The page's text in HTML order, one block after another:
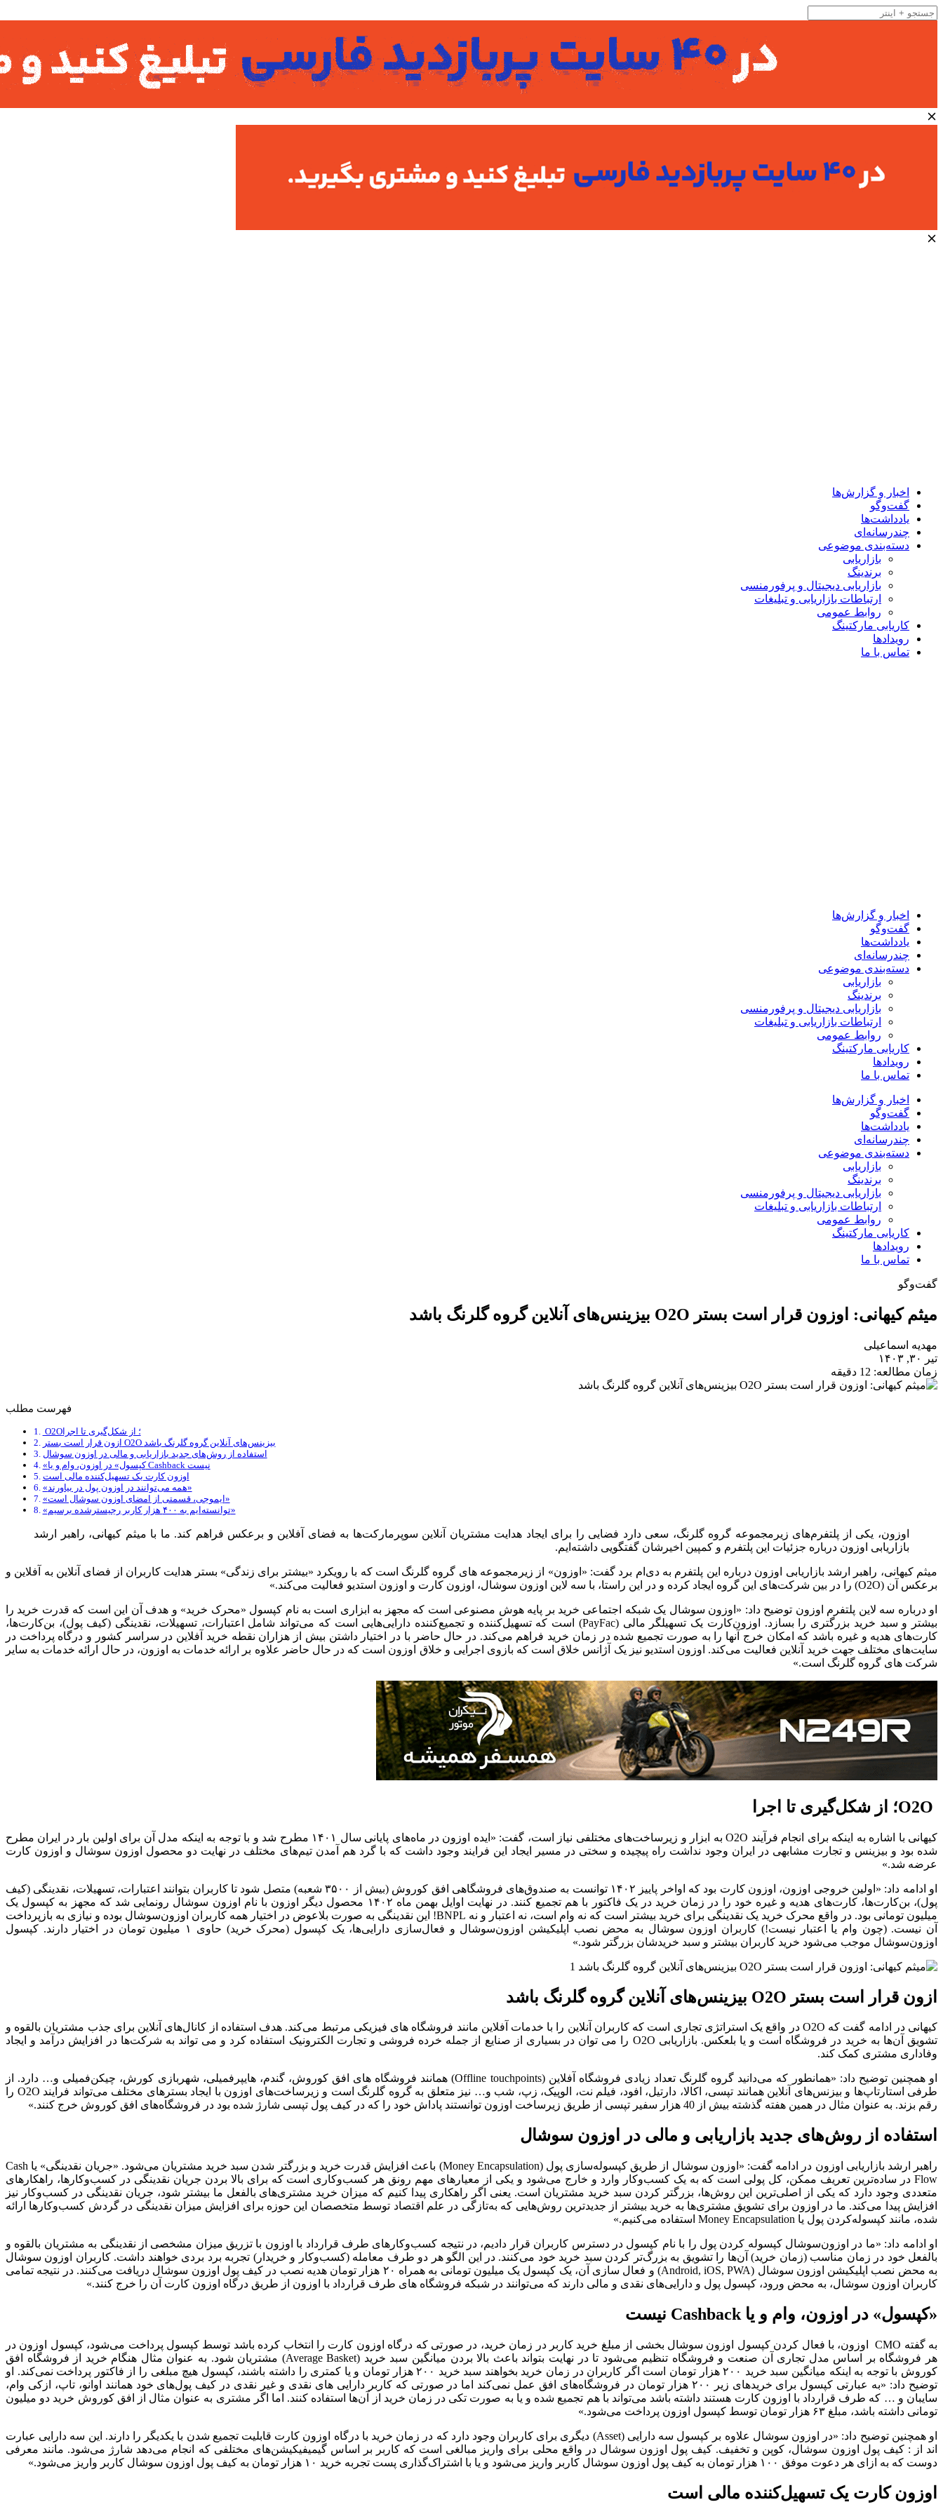
اخبار و گزارش‌ها
گفت‌وگو
یادداشت‌ها
چندرسانه‌ای
دسته‌بندی موضوعی
بازاریابی
برندینگ
بازاریابی دیجیتال و پرفورمنسی
ارتباطات بازاریابی و تبلیغات
روابط عمومی
کاریابی مارکتینگ
رویدادها
تماس با ما
اخبار و گزارش‌ها
گفت‌وگو
یادداشت‌ها
چندرسانه‌ای
دسته‌بندی موضوعی
بازاریابی
برندینگ
بازاریابی دیجیتال و پرفورمنسی
ارتباطات بازاریابی و تبلیغات
روابط عمومی
کاریابی مارکتینگ
رویدادها
تماس با ما
اخبار و گزارش‌ها
گفت‌وگو
یادداشت‌ها
چندرسانه‌ای
دسته‌بندی موضوعی
بازاریابی
برندینگ
بازاریابی دیجیتال و پرفورمنسی
ارتباطات بازاریابی و تبلیغات
روابط عمومی
کاریابی مارکتینگ
رویدادها
تماس با ما
گفت‌وگو
میثم کیهانی: اوزون قرار است بستر O2O بیزینس‌های آنلاین گروه گلرنگ باشد
مهدیه اسماعیلی
تیر ۳۰, ۱۴۰۳
زمان مطالعه: 12 دقیقه
فهرست مطلب
O2O؛ از شکل‌گیری تا اجرا
ازون قرار است بستر O2O بیزینس‌های آنلاین گروه گلرنگ باشد
استفاده از روش‌های جدید بازاریابی و مالی در اوزون سوشال
«کپسول» در اوزون، وام و یا Cashback نیست
اوزون کارت یک تسهیل‌کننده مالی است
«همه می‌توانند در اوزون پول در بیاورند»
«ایموجی، قسمتی از امضای اوزون سوشال است»
«توانسته‌ایم به ۴۰۰ هزار کاربر رجیسترشده برسیم»
اوزون، یکی از پلتفرم‌های زیرمجموعه گروه گلرنگ، سعی دارد فضایی را برای ایجاد هدایت مشتریان آنلاین سوپرمارکت‌ها به فضای آفلاین و برعکس فراهم کند. ما با میثم کیهانی، راهبر ارشد
بازاریابی اوزون درباره جزئیات این پلتفرم و کمپین اخیرشان گفتگویی داشته‌ایم.
میثم‌ کیهانی، راهبر ارشد بازاریابی اوزون درباره این پلتفرم به دی‌ام برد گفت: «اوزون» از زیرمجموعه‌ های گروه گلرنگ است که با رویکرد «بیشتر برای زندگی» بستر هدایت کاربران از فضای آنلاین به آفلاین و
برعکس آن (O2O) را در بین شرکت‌های این گروه ایجاد کرده و در این راستا، با سه لاین اوزون سوشال، اوزون کارت و اوزون استدیو فعالیت می‌کند.»
او درباره سه لاین پلتفرم اوزون توضیح داد: «اوزون سوشال یک شبکه اجتماعی خرید بر پایه هوش مصنوعی است که مجهز به ابزاری است به نام کپسول «محرک خرید» و هدف آن این است که قدرت خرید را
بیشتر و سبد خرید بزرگتری را بسازد. اوزون‌کارت یک تسهیلگر مالی (PayFac) است که تسهیل‌کننده و تجمیع‌کننده دارایی‌هایی است که می‌تواند شامل اعتبارات، تسهیلات، نقدینگی (کیف پول)، بن‌کارت‌ها،
کارت‌های هدیه و غیره باشد که امکان خرج آنها را به صورت تجمیع شده در زمان خرید فراهم می‌کند. در حال حاضر با در اختیار داشتن بیش از هزاران نقطه خرید آفلاین در سراسر کشور و درگاه پرداخت در
سایت‌های مختلف جهت خرید آنلاین فعالیت می‌کند. اوزون‌ استدیو نیز یک آژانس خلاق است که بازوی اجرایی و خلاق اوزون است که در حال حاضر علاوه بر ارائه خدمات به اوزون، در حال ارائه خدمات به سایر
شرکت های گروه گلرنگ است.»
کیهانی با اشاره به اینکه برای انجام فرآیند O2O به ابزار و زیرساخت‌های مختلفی نیاز است، گفت: «ایده اوزون در ماه‌های پایانی سال ۱۴۰۱ مطرح شد و با توجه به اینکه مدل آن برای اولین بار در ایران مطرح
شده بود و بیزینس و تجارت مشابهی در ایران وجود نداشت راه پیچیده و سختی در مسیر ایجاد این فرایند وجود داشت که با گرد هم آمدن تیم‌های مختلف در نهایت دو محصول اوزون سوشال و اوزون کارت
عرضه شد.»
او ادامه داد: «اولین خروجی اوزون، اوزون کارت بود که اواخر پاییز ۱۴۰۲ توانست به صندوق‌های فروشگاهی افق کوروش (بیش از ۳۵۰۰ شعبه) متصل شود تا کاربران بتوانند اعتبارات، تسهیلات، نقدینگی (کیف
پول)، بن‌کارت‌ها، کارت‌های هدیه و غیره خود را در زمان خرید در یک فاکتور با هم تجمیع کنند. در نهایت اوایل بهمن ماه ۱۴۰۲ محصول دیگر اوزون با نام اوزون سوشال رونمایی شد که مجهز به کپسول یک
میلیون تومانی بود. در واقع محرک خرید یک نقدینگی برای خرید بیشتر است که نه وام است، نه اعتبار و نه BNPL! این نقدینگی به صورت بلاعوض در اختیار همه کاربران اوزون‌سوشال بوده و نیازی به بازپرداخت
آن نیست. (چون وام یا اعتبار نیست!) کاربران اوزون سوشال به محض نصب اپلیکیشن اوزون‌سوشال و فعال‌سازی دارایی‌ها، یک کپسول (محرک خرید) حاوی ۱ میلیون تومان در اختیار دارند. کپسول
اوزون‌سوشال موجب می‌شود خرید کاربران بیشتر و سبد خریدشان بزرگتر شود.»
ازون قرار است بستر O2O بیزینس‌های آنلاین گروه گلرنگ باشد
کیهانی در ادامه گفت که O2O در واقع یک استراتژی تجاری است که کاربران آنلاین را با خدمات آفلاین مانند فروشگاه های فیزیکی مرتبط می‌کند. هدف استفاده از کانال‌های آنلاین برای جذب مشتریان بالقوه و
تشویق آن‌ها به خرید در فروشگاه است و یا بلعکس. بازاریابی O2O را می توان در بسیاری از صنایع از جمله خرده فروشی و تجارت الکترونیک استفاده کرد و می تواند به شرکت‌ها در افزایش درآمد و ایجاد
وفاداری مشتری کمک کند.
او همچنین توضیح داد: «همانطور که می‌دانید گروه گلرنگ تعداد زیادی فروشگاه آفلاین (Offline touchpoints) همانند فروشگاه های افق کوروش، گندم، هایپرفمیلی، شهربازی کورش، چیکن‌فمیلی و… دارد. از
طرفی استارتاپ‌ها و بیزنس‌های آنلاین همانند تپسی، اکالا، دارتیل، افود، فیلم نت، الوپیک، زپ، شب و… نیز متعلق به گروه گلرنگ است و زیرساخت‌های اوزون با ایجاد بسترهای مختلف می‌تواند فرایند O2O را
رقم بزند. به عنوان مثال در همین هفته گذشته بیش از 40 هزار سفیر تپسی از طریق زیرساخت اوزون توانستند پاداش خود را که در کیف پول تپسی شارژ شده بود در فروشگاه‌های افق کوروش خرج کنند.»
استفاده از روش‌های جدید بازاریابی و مالی در اوزون سوشال
راهبر ارشد بازاریابی اوزون در ادامه گفت: «اوزون سوشال از طریق کپسوله‌سازی پول (Money Encapsulation) باعث افزایش قدرت خرید و بزرگتر شدن سبد خرید مشتریان می‌شود. «جریان نقدینگی» یا Cash
Flow در ساده‌ترین تعریف ممکن، کل پولی است که به یک کسب‌وکار وارد و خارج می‌شود و یکی از معیارهای مهم رونق هر کسب‌وکاری است که برای بالا بردن جریان نقدینگی در کسب‌‌وکارها، راهکارهای
متعددی وجود دارد که یکی از اصلی‌ترین این روش‌ها، بزرگتر کردن سبد خرید مشتریان است. یعنی اگر راهکاری پیدا کنیم که میزان خرید مشتری‌های بالفعل ما بیشتر شود، جریان نقدینگی در کسب‌وکار نیز
افزایش پیدا می‌کند. ما در اوزون برای تشویق مشتری‌ها به خرید بیشتر از جدیدترین روش‌هایی که به‌تازگی در علم اقتصاد توسط متخصصان این حوزه برای افزایش میزان نقدینگی در گردش کسب‌وکارها ارائه
شده، مانند کپسوله‌کردن پول یا Money Encapsulation استفاده می‌کنیم.»
او ادامه داد: «ما در اوزون‌سوشال کپسوله کردن پول را با نام کپسول در دسترس کاربران قرار دادیم، در نتیجه کسب‌وکارهای طرف قرارداد با اوزون با تزریق میزان مشخصی از نقدینگی به مشتریان بالقوه و
بالفعل خود در زمان مناسب (زمان خرید) آن‌ها را تشویق به بزرگ‌تر کردن سبد خرید خود می‌کنند. در این الگو هر دو طرف معامله (کسب‌وکار و خریدار) تجربه برد بردی خواهند داشت. کاربران اوزون سوشال
به محض نصب اپلیکیشن اوزون سوشال (Android, iOS, PWA) و فعال سازی آن، یک کپسول یک میلیون تومانی به همراه ۲۰ هزار تومان هدیه نصب در کیف پول اوزون سوشال دریافت می‌کنند. در نتیجه تمامی
کاربران اوزون سوشال، به محض ورود، کپسول پول و دارایی‌های نقدی و مالی دارند که می‌توانند در شبکه فروشگاه های طرف قرارداد با اوزون از طریق درگاه اوزون کارت آن را خرج کنند.»
«کپسول» در اوزون، وام و یا Cashback نیست
به گفته CMO اوزون، با فعال کردن کپسول اوزون سوشال بخشی از مبلغ خرید کاربر در زمان خرید، در صورتی که درگاه اوزون کارت را انتخاب کرده باشد توسط کپسول پرداخت می‌شود، کپسول اوزون در
هر فروشگاه بر اساس مدل تجاری آن صنعت و فروشگاه تنظیم می‌شود تا در نهایت بتواند باعث بالا بردن میانگین سبد خرید (Average Basket) مشتریان شود. به عنوان مثال هنگام خرید از فروشگاه افق
کوروش با توجه به اینکه میانگین سبد خرید ۲۰۰ هزار تومان است اگر کاربران در زمان خرید بخواهند سبد خرید ۲۰۰ هزار تومان و یا کمتری را داشته باشند، کپسول هیچ مبلغی را از فاکتور پرداخت نمی‌کند. او
توضیح داد: «به عبارتی کپسول برای خریدهای زیر ۲۰۰ هزار تومان در فروشگاه‌های افق عمل نمی‌کند اما در صورتی که کاربر دارایی های نقدی و غیر نقدی در کیف پول‌های خود همانند اوانو، تاپ، ازکی وام،
سایبان و … که طرف قرارداد با اوزون کارت هستند داشته باشد می‌تواند با هم تجمیع شده و یا به صورت تکی در زمان خرید از آن‌ها استفاده کنند. اما اگر مشتری به عنوان مثال از افق کوروش خرید دو میلیون
تومانی داشته باشد، مبلغ ۶۳ هزار تومان توسط کپسول اوزون پرداخت می‌شود.»
او همچنین توضیح داد: «در اوزون سوشال علاوه بر کپسول سه دارایی (Asset) دیگری برای کاربران وجود دارد که در زمان خرید با درگاه اوزون کارت قابلیت تجمیع شدن با یکدیگر را دارند. این سه دارایی عبارت
اند از : کیف پول اوزون سوشال، کوپن و تخفیف. کیف پول اوزون سوشال در واقع محلی برای واریز مبالغی است که کاربر بر اساس گیمیفیکیشن‌های مختلفی که انجام می‌دهد شارژ می‌شود. مانند معرفی
دوست که به ازای هر دعوت موفق ۱۰۰ هزار تومان به کیف پول اوزون سوشال کاربر واریز می‌شود و یا با اشتراک‌گذاری پست تجربه خرید ۱۰ هزار تومان به کیف پول اوزون سوشال کاربر واریز می‌شود.»
اوزون کارت یک تسهیل‌کننده مالی است